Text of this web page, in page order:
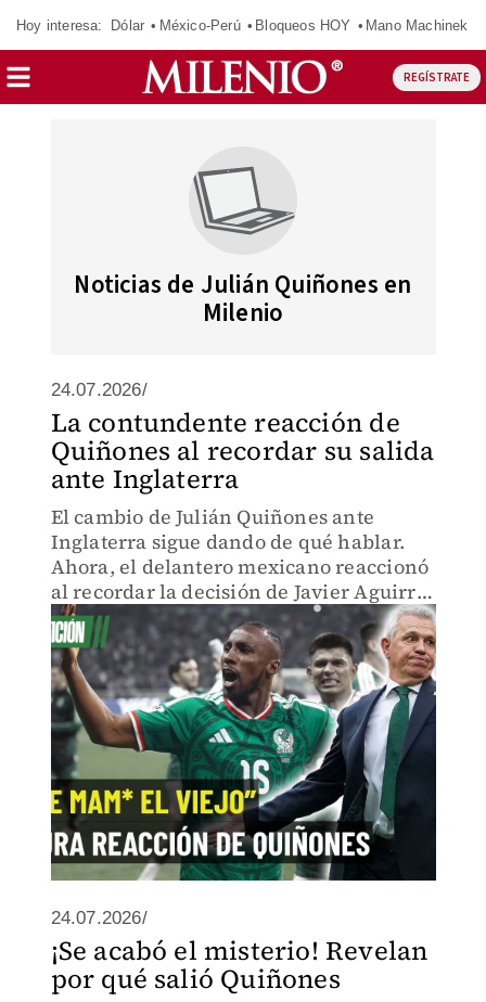
Hoy interesa: Dólar México-Perú Bloqueos HOY Mano Machinek
REGÍSTRATE
Noticias de Julián Quiñones en
Milenio
24.07.2026/
La contundente reacción de
Quiñones al recordar su salida
ante Inglaterra
El cambio de Julián Quiñones ante
Inglaterra sigue dando de qué hablar.
Ahora, el delantero mexicano reaccionó
al recordar la decisión de Javier Aguirre
en los Octavos de Final del Mundial
2026.
24.07.2026/
¡Se acabó el misterio! Revelan
por qué salió Quiñones